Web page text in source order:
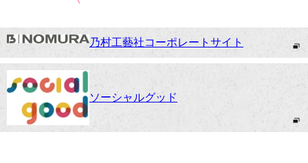
乃村工藝社コーポレートサイト
ソーシャルグッド